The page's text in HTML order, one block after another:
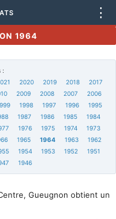
⋮
1964
:
2020 2019 2018
2017
2009 2008 2007
2006
1998 1997 1996
1995
1987 1986 1985
1984
1976 1975 1974
1973
1965 1964 1963
1962
1954 1953 1952
1951
1946
Gueugnon obtient un